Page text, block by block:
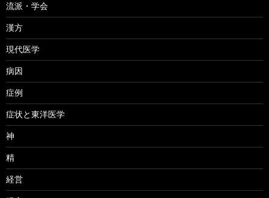
流派・学会
漢方
現代医学
病因
症例
症状と東洋医学
神
精
経営